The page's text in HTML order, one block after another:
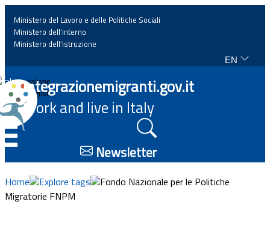
Home
News
Highlights
Events
Ministero del Lavoro e delle Politiche Sociali
Ministero dell'interno
Ministero dell'istruzione
EN
Italiano
English
Integrazionemigranti.gov.it
Work and live in Italy
Newsletter
Home Explore tags
Fondo Nazionale per le Politiche
Migratorie FNPM